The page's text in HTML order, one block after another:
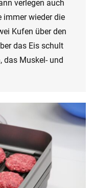
verlegen auch
immer wieder die
Kufen über den
das Eis schult
das Muskel- und